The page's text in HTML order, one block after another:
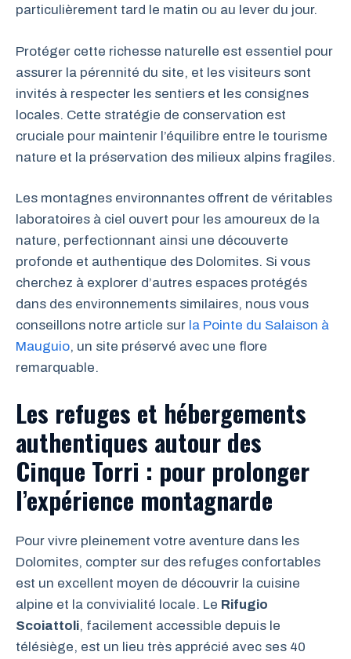
particulièrement tard le matin ou au lever du jour.
Protéger cette richesse naturelle est essentiel pour
assurer la pérennité du site, et les visiteurs sont
invités à respecter les sentiers et les consignes
locales. Cette stratégie de conservation est
cruciale pour maintenir l’équilibre entre le tourisme
nature et la préservation des milieux alpins fragiles.
Les montagnes environnantes offrent de véritables
laboratoires à ciel ouvert pour les amoureux de la
nature, perfectionnant ainsi une découverte
profonde et authentique des Dolomites. Si vous
cherchez à explorer d’autres espaces protégés
dans des environnements similaires, nous vous
conseillons notre article sur la Pointe du Salaison à
Mauguio, un site préservé avec une flore
remarquable.
Les refuges et hébergements
authentiques autour des
Cinque Torri : pour prolonger
l’expérience montagnarde
Pour vivre pleinement votre aventure dans les
Dolomites, compter sur des refuges confortables
est un excellent moyen de découvrir la cuisine
alpine et la convivialité locale. Le Rifugio
Scoiattoli, facilement accessible depuis le
télésiège, est un lieu très apprécié avec ses 40